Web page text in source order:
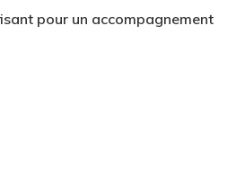
pour un accompagnement